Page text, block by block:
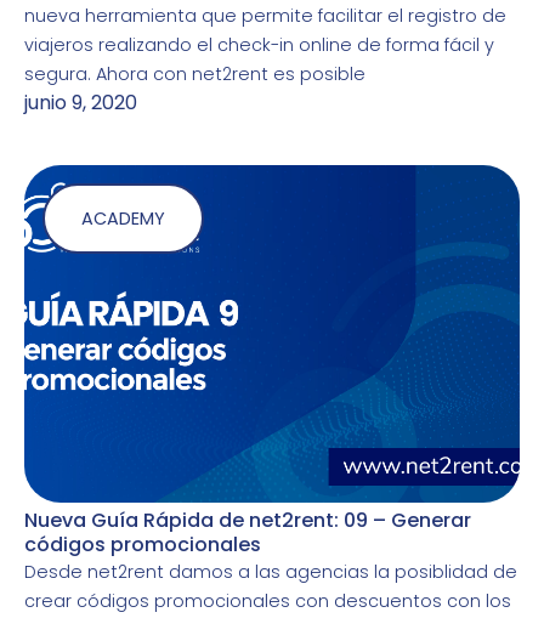
nueva herramienta que permite facilitar el registro de
viajeros realizando el check-in online de forma fácil y
segura. Ahora con net2rent es posible
junio 9, 2020
ACADEMY
Nueva Guía Rápida de net2rent: 09 – Generar
códigos promocionales
Desde net2rent damos a las agencias la posiblidad de
crear códigos promocionales con descuentos con los